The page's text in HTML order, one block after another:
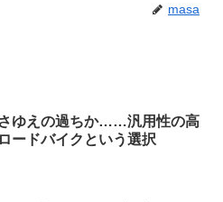
masa
ゆえの過ちか……汎用性の高
ードバイクという選択